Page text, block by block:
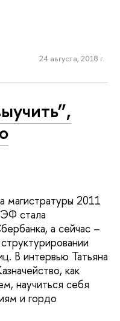
24 августа, 2018 г.
магистратуры 2011
стала
а сейчас –
В интервью Татьяна
как
научиться себя
и гордо